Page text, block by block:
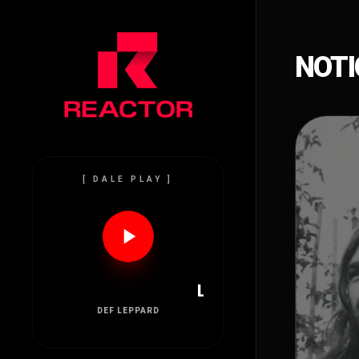
[ DALE PLAY ]
LET'S GET ROCKED
DEF LEPPARD